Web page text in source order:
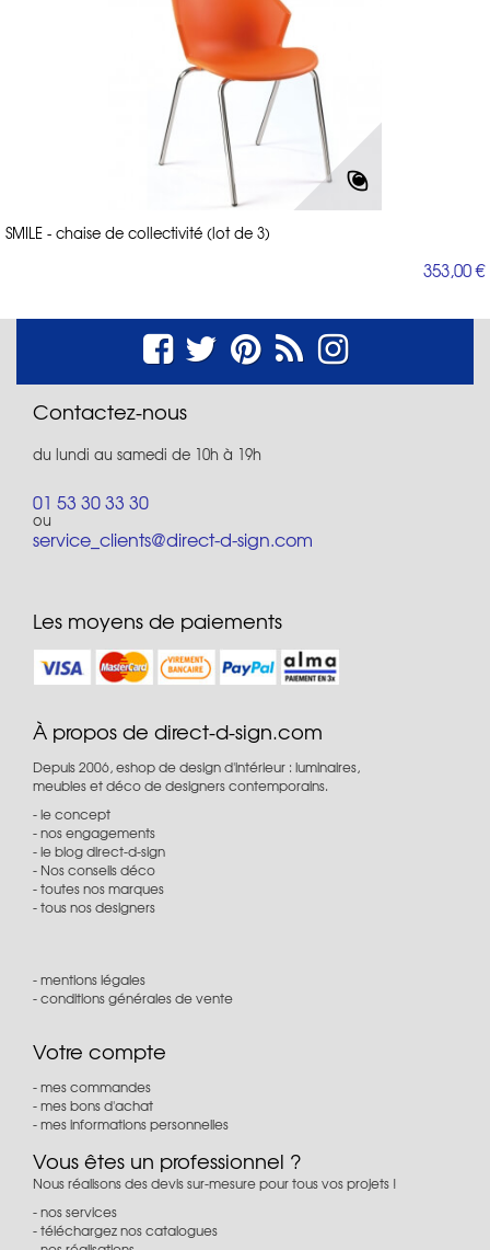
SMILE - chaise de collectivité (lot de 3)
353,00 €
Contactez-nous
du lundi au samedi de 10h à 19h
01 53 30 33 30
ou
service_clients@direct-d-sign.com
Les moyens de paiements
À propos de direct-d-sign.com
Depuis 2006, eshop de design d'intérieur : luminaires,
meubles et déco de designers contemporains.
le concept
nos engagements
le blog direct-d-sign
Nos conseils déco
toutes nos marques
tous nos designers
mentions légales
conditions générales de vente
Votre compte
mes commandes
mes bons d'achat
mes informations personnelles
Vous êtes un professionnel ?
Nous réalisons des devis sur-mesure pour tous vos projets !
nos services
téléchargez nos catalogues